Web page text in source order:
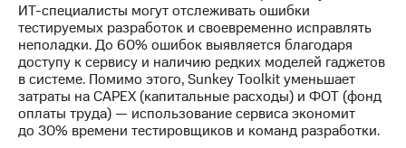
Программа
приобретения
Порядок
выкупа
акций
Дивиденды
Рынок
облигаций
ИТ-специалисты могут отслеживать ошибки
тестируемых разработок и своевременно исправлять
неполадки. До 60% ошибок выявляется благодаря
доступу к сервису и наличию редких моделей гаджетов
в системе. Помимо этого, Sunkey Toolkit уменьшает
затраты на CAPEX (капитальные расходы) и ФОТ (фонд
оплаты труда) — использование сервиса экономит
до 30% времени тестировщиков и команд разработки.